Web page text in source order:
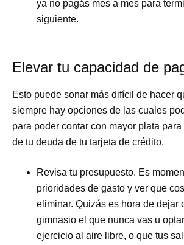
ya no pagás mes a mes para
siguiente.
Elevar tu capacidad de
Esto puede sonar más difícil de hacer
siempre hay opciones de las cuales
para poder contar con mayor plata
de tu deuda de tu tarjeta de crédito.
Revisa tu presupuesto. Es
prioridades de gasto y ver que
eliminar. Quizás es hora de dejar
gimnasio el que nunca vas u
ejercicio al aire libre, o que tus